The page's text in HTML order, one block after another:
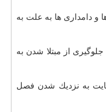
و دامداری ها به علت به
از مبتلا شدن به
به نزدیك شدن فصل